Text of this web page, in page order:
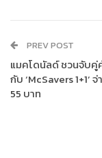
แรกของไทยและเป็น
ใหญ่มาครองได้สำเร็
นายวินกล่าวต่อไปว่า
วางแผนกลยุทธ์เดิน
องค์กร รวมถึงการ
ภายใต้สภาวะตลาด
PREV POST
แมคโดนัลด์ ชวนจับคู่
กับ ‘McSavers 1+1’
55 บาท